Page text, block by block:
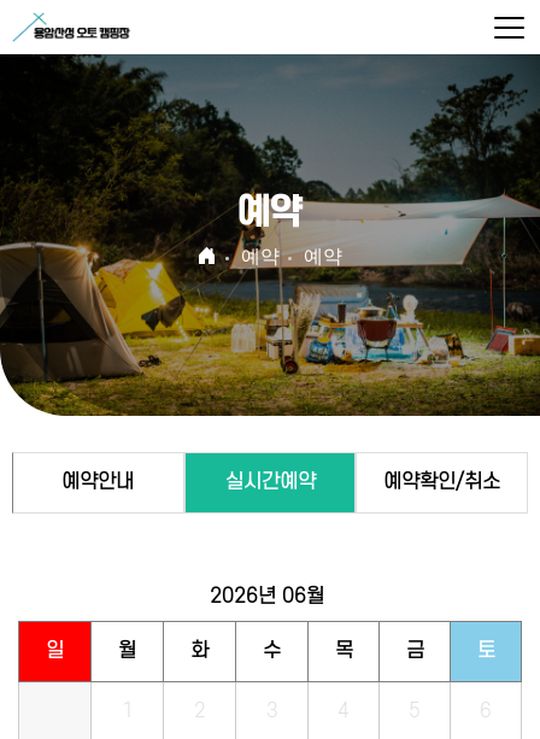
예약
예약 예약
예약안내 실시간예약 예약확인/취소
2026년 06월
일 월 화 수 목 금 토
1 2 3 4 5 6